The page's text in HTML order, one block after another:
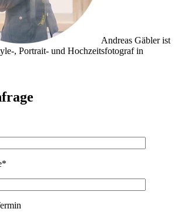
Andreas Gäbler ist
, Portrait- und Hochzeitsfotograf in